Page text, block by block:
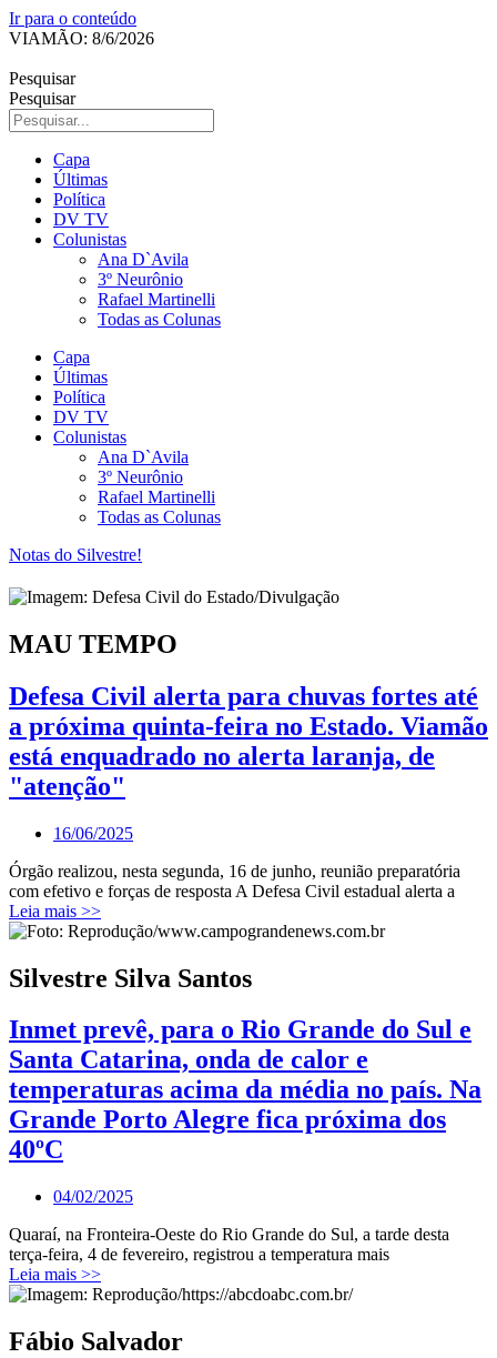
Ir para o conteúdo
VIAMÃO: 8/6/2026
Pesquisar
Pesquisar
Capa
Últimas
Política
DV TV
Colunistas
Ana D`Avila
3º Neurônio
Rafael Martinelli
Todas as Colunas
Capa
Últimas
Política
DV TV
Colunistas
Ana D`Avila
3º Neurônio
Rafael Martinelli
Todas as Colunas
Notas do Silvestre!
MAU TEMPO
Defesa Civil alerta para chuvas fortes até
a próxima quinta-feira no Estado. Viamão
está enquadrado no alerta laranja, de
"atenção"
16/06/2025
Órgão realizou, nesta segunda, 16 de junho, reunião preparatória
com efetivo e forças de resposta A Defesa Civil estadual alerta a
Leia mais >>
Silvestre Silva Santos
Inmet prevê, para o Rio Grande do Sul e
Santa Catarina, onda de calor e
temperaturas acima da média no país. Na
Grande Porto Alegre fica próxima dos
40ºC
04/02/2025
Quaraí, na Fronteira-Oeste do Rio Grande do Sul, a tarde desta
terça-feira, 4 de fevereiro, registrou a temperatura mais
Leia mais >>
Fábio Salvador